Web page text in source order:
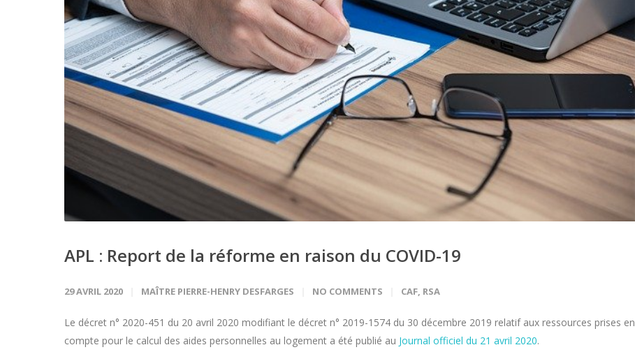
APL : Report de la réforme en raison du COVID-19
29 AVRIL 2020 MAÎTRE PIERRE-HENRY DESFARGES NO COMMENTS CAF, RSA
Le décret n° 2020-451 du 20 avril 2020 modifiant le décret n° 2019-1574 du 30 décembre 2019 relatif aux ressources prises en
compte pour le calcul des aides personnelles au logement a été publié au Journal officiel du 21 avril 2020.